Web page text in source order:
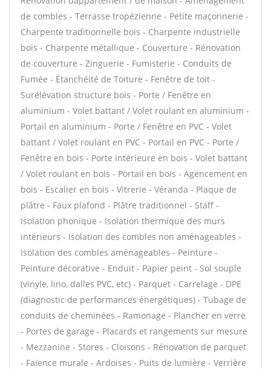
de combles - Terrasse tropézienne - Petite maçonnerie -
Charpente traditionnelle bois - Charpente industrielle
bois - Charpente métallique - Couverture - Rénovation
de couverture - Zinguerie - Fumisterie - Conduits de
Fumée - Étanchéité de Toiture - Fenêtre de toit -
Surélévation structure bois - Porte / Fenêtre en
aluminium - Volet battant / Volet roulant en aluminium -
Portail en aluminium - Porte / Fenêtre en PVC - Volet
battant / Volet roulant en PVC - Portail en PVC - Porte /
Fenêtre en bois - Porte intérieure en bois - Volet battant
/ Volet roulant en bois - Portail en bois - Agencement en
bois - Escalier en bois - Vitrerie - Véranda - Plaque de
plâtre - Faux plafond - Plâtre traditionnel - Staff -
Isolation phonique - Isolation thermique des murs
intérieurs - Isolation des combles non aménageables -
Isolation des combles aménageables - Peinture -
Peinture décorative - Enduit - Papier peint - Sol souple
(vinyle, lino, dalles PVC, etc) - Parquet - Carrelage - DPE
(diagnostic de performances énergétiques) - Tubage de
conduits de cheminées - Ramonage - Plancher en verre
- Portes de garage - Placards et rangements sur mesure
- Mezzanine - Stores - Cloisons - Rénovation de parquet
- Faïence murale - Ardoises - Puits de lumière - Verrière